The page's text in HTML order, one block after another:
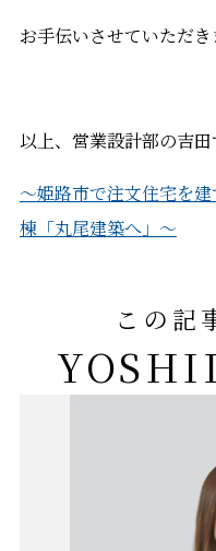
お手伝いさせていただ
以上、営業設計部の吉田
〜姫路市で注文住宅を
棟「丸尾建築へ」～
この記